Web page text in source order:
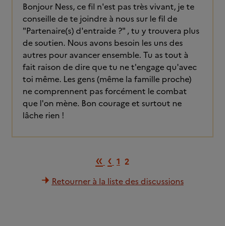
Bonjour Ness, ce fil n'est pas très vivant, je te
conseille de te joindre à nous sur le fil de
"Partenaire(s) d'entraide ?" , tu y trouvera plus
de soutien. Nous avons besoin les uns des
autres pour avancer ensemble. Tu as tout à
fait raison de dire que tu ne t'engage qu'avec
toi même. Les gens (même la famille proche)
ne comprennent pas forcément le combat
que l'on mène. Bon courage et surtout ne
lâche rien !
Première page
« Page précédente
‹ 1 2
Retourner à la liste des discussions